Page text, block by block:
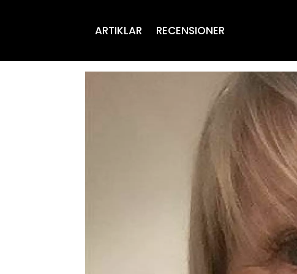
ARTIKLAR RECENSIONER